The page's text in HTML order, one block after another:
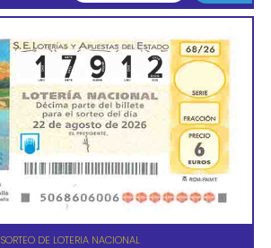
SORTEO DE LOTERIA NACIONAL